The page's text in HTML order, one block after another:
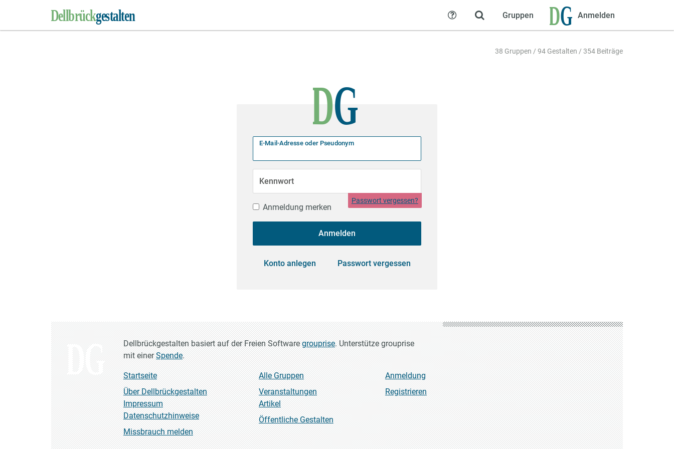
Gruppen Anmelden
Hilfe
38 Gruppen / 94 Gestalten / 354 Beiträge
E-Mail-Adresse oder Pseudonym
Kennwort
Passwort vergessen?
Anmeldung merken
Anmelden
Konto anlegen Passwort vergessen
Dellbrückgestalten basiert auf der Freien Softwaregrouprise. Unterstütze grouprise
mit einerSpende.
Startseite
Über Dellbrückgestalten
Impressum
Datenschutzhinweise
Missbrauch melden
Alle Gruppen
Veranstaltungen
Artikel
Öffentliche Gestalten
Anmeldung
Registrieren